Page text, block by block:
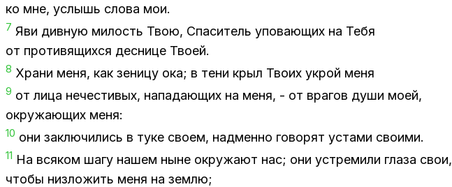
ко мне, услышь сло­ва мои.
7 Яви див­ную ми­лость Твою, Спа­си­тель упо­ва­ю­щих на Тебя
от про­ти­вя­щих­ся дес­ни­це Тво­ей.
8 Хра­ни меня, как зе­ни­цу ока; в тени крыл Тво­их укрой меня
9 от лица нече­сти­вых, на­па­да­ю­щих на меня, - от вра­гов души моей,
окру­жа­ю­щих меня:
10 они за­клю­чи­лись в туке сво­ем, над­мен­но го­во­рят уста­ми сво­и­ми.
11 На вся­ком шагу на­шем ныне окру­жа­ют нас; они устре­ми­ли гла­за свои,
что­бы низ­ло­жить меня на зем­лю;